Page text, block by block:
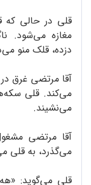
قلی در حالی که
مغازه می‌شود.
دزده، قلک منو
آقا مرتضی غرق
می‌کند. قلی
می‌نشیند.
آقا مرتضی
می‌گذرد، به قلی
قلی می‌گوید: